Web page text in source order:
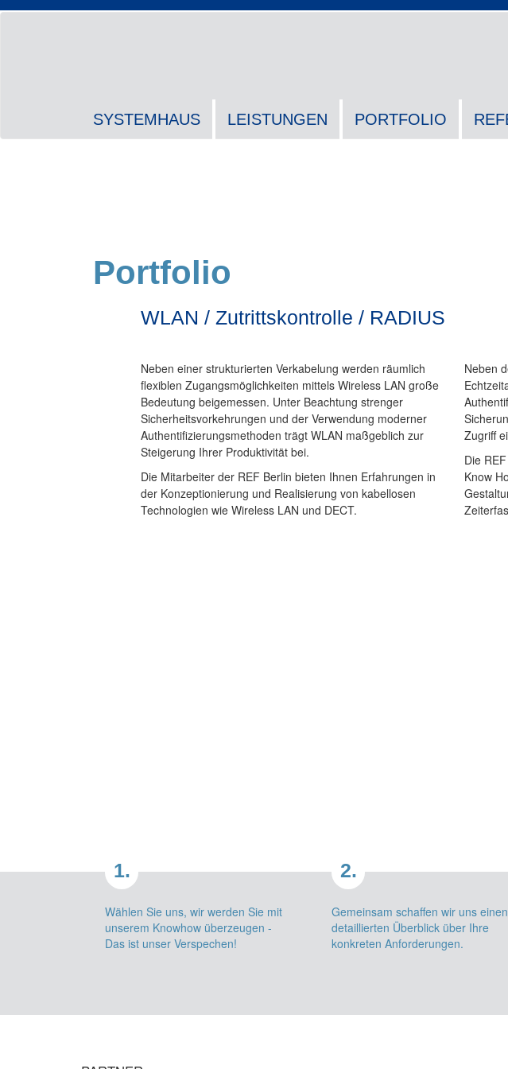
SYSTEMHAUS LEISTUNGEN PORTFOLIO
Portfolio
WLAN / Zutrittskontrolle / RADIUS
Neben einer strukturierten Verkabelung werden räumlich
flexiblen Zugangsmöglichkeiten mittels Wireless LAN große
Bedeutung beigemessen. Unter Beachtung strenger
Sicherheitsvorkehrungen und der Verwendung moderner
Authentifizierungsmethoden trägt WLAN maßgeblich zur
Steigerung Ihrer Produktivität bei.
Die Mitarbeiter der REF Berlin bieten Ihnen Erfahrungen in
der Konzeptionierung und Realisierung von kabellosen
Technologien wie Wireless LAN und DECT.
Neben
Zugriff
Die
Know
1.
Wählen Sie uns, wir werden Sie mit
unserem Knowhow überzeugen -
Das ist unser Verspechen!
2.
Gemeinsam schaffen wir uns einen
detaillierten Überblick über Ihre
konkreten Anforderungen.